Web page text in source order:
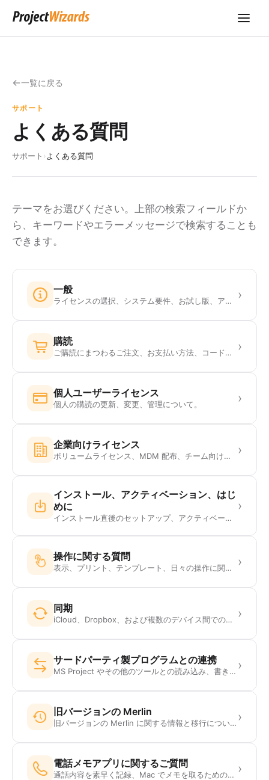
一覧に戻る
サポート
よくある質問
サポート › よくある質問
テーマをお選びください。上部の検索フィールドか
ら、キーワードやエラーメッセージで検索することも
できます。
一般
ライセンスの選択、システム要件、お試し版、アップデートについて。 ›
購読
ご購読にまつわるご注文、お支払い方法、コード、割引について。 ›
個人ユーザーライセンス
個人の購読の更新、変更、管理について。 ›
企業向けライセンス
ボリュームライセンス、MDM 配布、チーム向けのご注文について。 ›
インストール、アクティベーション、はじ
めに
インストール直後のセットアップ、アクティベーション、よくあるつまずきについて。
›
操作に関する質問
表示、プリント、テンプレート、日々の操作に関するヒント。 ›
同期
iCloud、Dropbox、および複数のデバイス間での共同作業。 ›
サードパーティ製プログラムとの連携
MS Project やその他のツールとの読み込み、書き出し、データのやり取り。 ›
旧バージョンの Merlin
旧バージョンの Merlin に関する情報と移行について。 ›
電話メモアプリに関するご質問
通話内容を素早く記録、Mac でメモを取るためのアプリ。 ›